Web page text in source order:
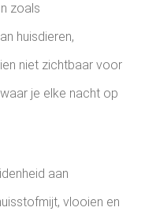
zoals
huisdieren,
niet zichtbaar voor
je elke nacht op
aan
vlooien en